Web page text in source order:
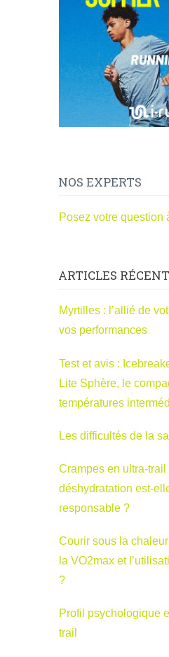
NOS EXPERTS
Posez votre question
ARTICLES
Myrtilles : l’allié de
vos performances
Test et avis :
Lite Sphère, le
températures
Les difficultés de la
Crampes en ultra-trail
déshydratation est-
responsable ?
Courir sous la
la VO2max et
?
Profil psychologique
trail